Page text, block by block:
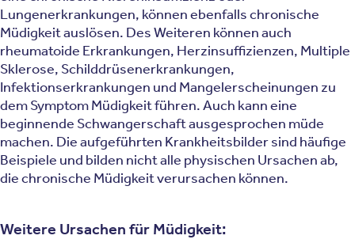
Lungenerkrankungen, können ebenfalls chronische
Müdigkeit auslösen. Des Weiteren können auch
rheumatoide Erkrankungen, Herzinsuffizienzen, Multiple
Sklerose, Schilddrüsenerkrankungen,
Infektionserkrankungen und Mangelerscheinungen zu
dem Symptom Müdigkeit führen. Auch kann eine
beginnende Schwangerschaft ausgesprochen müde
machen. Die aufgeführten Krankheitsbilder sind häufige
Beispiele und bilden nicht alle physischen Ursachen ab,
die chronische Müdigkeit verursachen können.
Weitere Ursachen für Müdigkeit: